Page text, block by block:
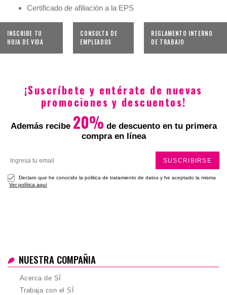
Certificado de afiliación a la EPS
INSCRIBE TU
HOJA DE VIDA
CONSULTA DE
EMPLEADOS
REGLAMENTO INTERNO
DE TRABAJO
¡Suscríbete y entérate de nuevas
promociones y descuentos!
Además recibe 20% de descuento en tu primera
compra en línea
SUSCRIBIRSE
Declaro que he conocido la politica de tratamiento de datos y he aceptado la misma
Ver política aquí
NUESTRA COMPAÑIA
Acerca de SÍ
Trabaja con el SÍ